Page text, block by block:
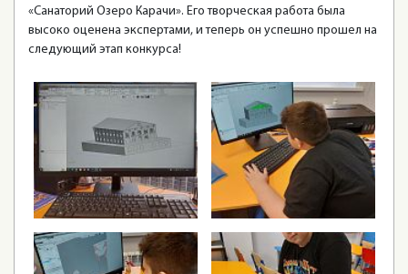
«Санаторий Озеро Карачи». Его творческая работа была
высоко оценена экспертами, и теперь он успешно прошел на
следующий этап конкурса!